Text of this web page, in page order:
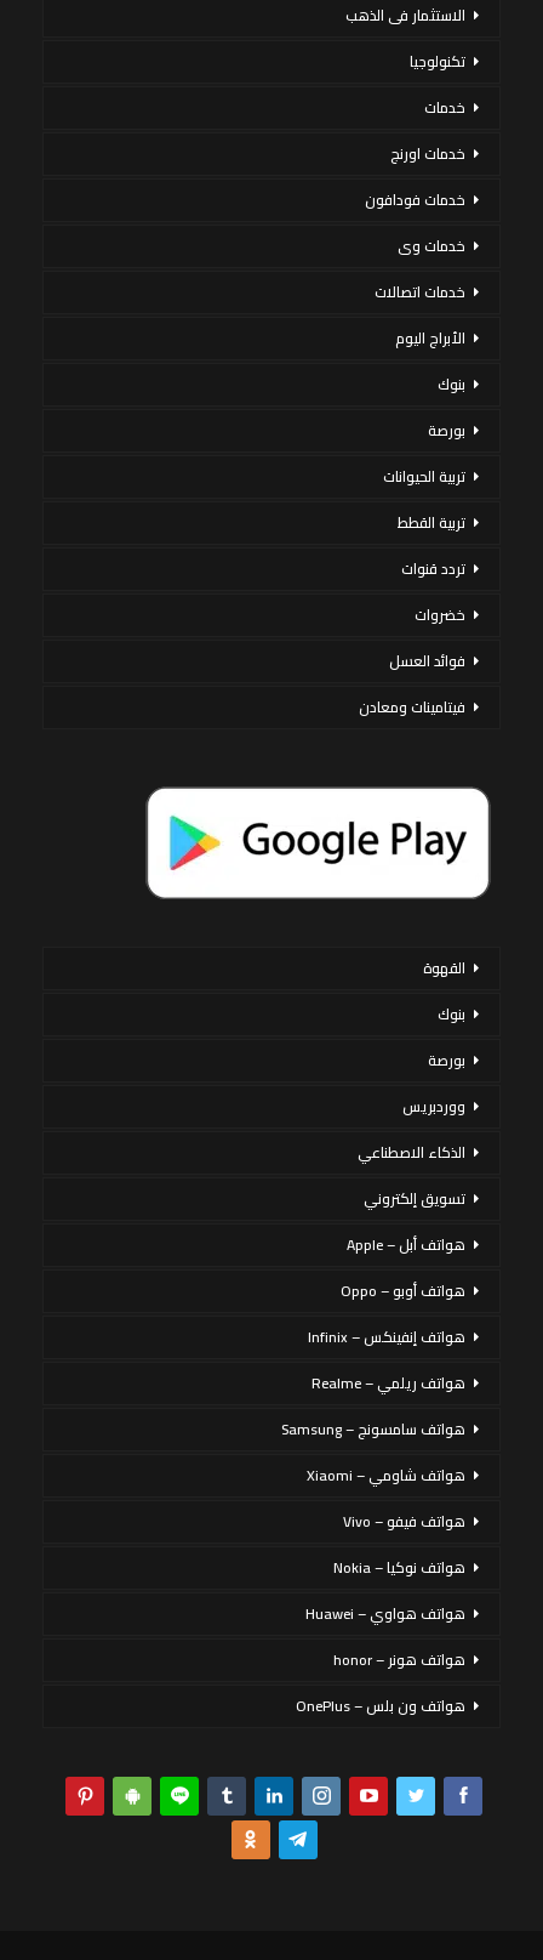
الاستثمار فى الذهب
تكنولوجيا
خدمات
خدمات اورنج
خدمات فودافون
خدمات وى
خدمات اتصالات
الأبراج اليوم
بنوك
بورصة
تربية الحيوانات
تربية القطط
تردد قنوات
خضروات
فوائد العسل
فيتامينات ومعادن
القهوة
بنوك
بورصة
ووردبريس
الذكاء الاصطناعي
تسويق إلكتروني
هواتف أبل – Apple
هواتف أوبو – Oppo
هواتف إنفينكس – Infinix
هواتف ريلمي – Realme
هواتف سامسونج – Samsung
هواتف شاومي – Xiaomi
هواتف فيفو – Vivo
هواتف نوكيا – Nokia
هواتف هواوي – Huawei
هواتف هونر – honor
هواتف ون بلس – OnePlus